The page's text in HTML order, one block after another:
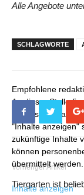
Alle Angebote
SCHLAGWORTE
Empfohlene
An dieser Stelle
die unser
"Inhalte anzeigen"
zukünftige Inhalte
können
übermittelt werden.
Inhalte anzeigen
Vorheriger Artikel
Tiergarten ist